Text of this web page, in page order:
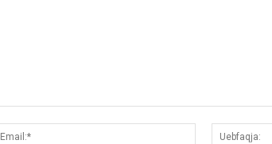
Email:*